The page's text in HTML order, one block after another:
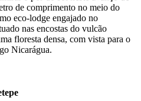
de comprimento no meio do
eco-lodge engajado no
nas encostas do vulcão
floresta densa, com vista para o
Nicarágua.